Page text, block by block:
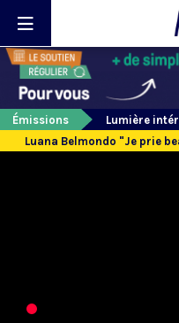
Émissions
Lumière
Luana Belmondo "Je prie